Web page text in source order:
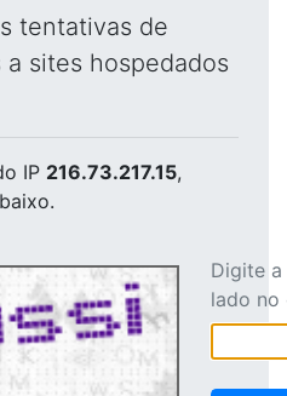
tentativas de
sites hospedados
IP 216.73.217.15,
Digite
lado no